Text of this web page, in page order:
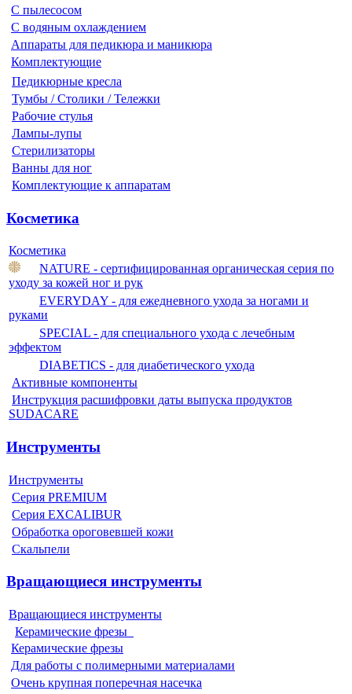
С пылесосом
С водяным охлаждением
Аппараты для педикюра и маникюра
Комплектующие
Педикюрные кресла
Тумбы / Столики / Тележки
Рабочие стулья
Лампы-лупы
Стерилизаторы
Ванны для ног
Комплектующие к аппаратам
Косметика
Косметика
NATURE - сертифицированная органическая серия по
уходу за кожей ног и рук
EVERYDAY - для ежедневного ухода за ногами и
руками
SPECIAL - для специального ухода с лечебным
эффектом
DIABETICS - для диабетического ухода
Активные компоненты
Инструкция расшифровки даты выпуска продуктов
SUDACARE
Инструменты
Инструменты
Серия PREMIUM
Серия EXCALIBUR
Обработка ороговевшей кожи
Скальпели
Вращающиеся инструменты
Вращающиеся инструменты
Керамические фрезы
Керамические фрезы
Для работы с полимерными материалами
Очень крупная поперечная насечка